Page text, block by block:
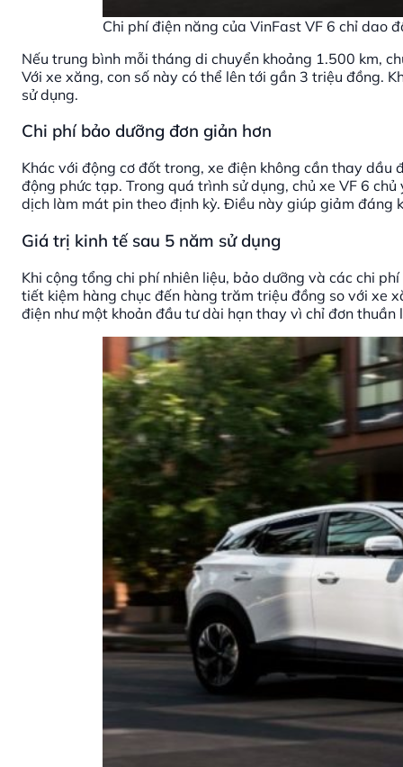
Chi phí điện năng của VinFast VF 6 chỉ dao
Nếu trung bình mỗi tháng di chuyển khoảng 1.500 km,
Với xe xăng, con số này có thể lên tới gần 3 triệu đồng.
sử dụng.
Chi phí bảo dưỡng đơn giản hơn
Khác với động cơ đốt trong, xe điện không cần thay
động phức tạp. Trong quá trình sử dụng, chủ xe VF 6
dịch làm mát pin theo định kỳ. Điều này giúp giảm đáng
Giá trị kinh tế sau 5 năm sử dụng
Khi cộng tổng chi phí nhiên liệu, bảo dưỡng và các chi
tiết kiệm hàng chục đến hàng trăm triệu đồng so với xe
điện như một khoản đầu tư dài hạn thay vì chỉ đơn thuần